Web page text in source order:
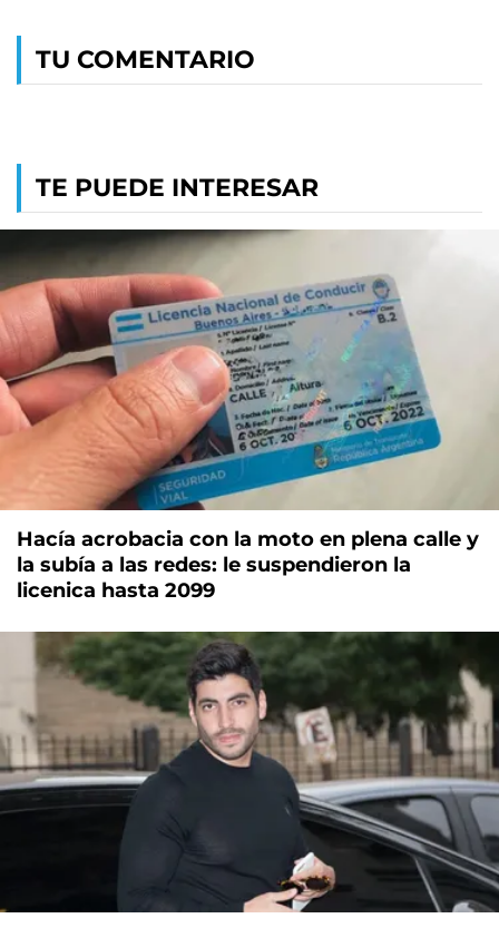
TU COMENTARIO
TE PUEDE INTERESAR
Hacía acrobacia con la moto en plena calle y
la subía a las redes: le suspendieron la
licenica hasta 2099